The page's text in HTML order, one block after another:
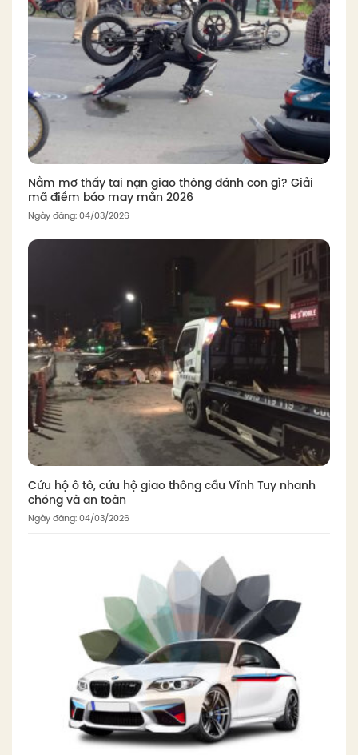
Nằm mơ thấy tai nạn giao thông đánh con gì? Giải
mã điềm báo may mắn 2026
Ngày đăng: 04/03/2026
Cứu hộ ô tô, cứu hộ giao thông cầu Vĩnh Tuy nhanh
chóng và an toàn
Ngày đăng: 04/03/2026